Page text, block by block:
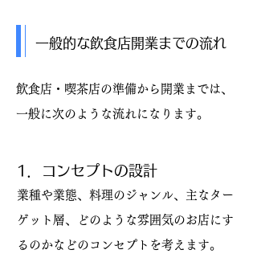
一般的な飲食店開業までの流れ
飲食店・喫茶店の準備から開業までは、
一般に次のような流れになります。
1．コンセプトの設計
業種や業態、料理のジャンル、主なター
ゲット層、どのような雰囲気のお店にす
るのかなどのコンセプトを考えます。